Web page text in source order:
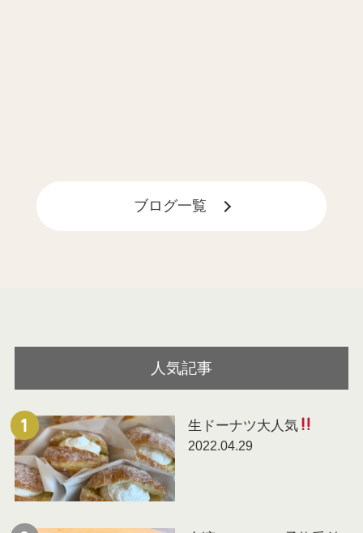
ブログ⼀覧
人気記事
1 生ドーナツ大人気
2022.04.29